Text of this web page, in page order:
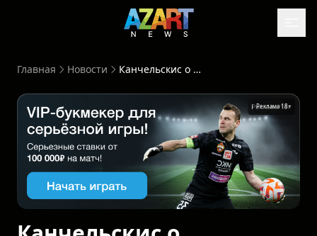
Главная Новости Канчельскис о Сперцяне: из Саудовской Аравии в топ-клуб — дорожка не самая простая
Реклама 18+